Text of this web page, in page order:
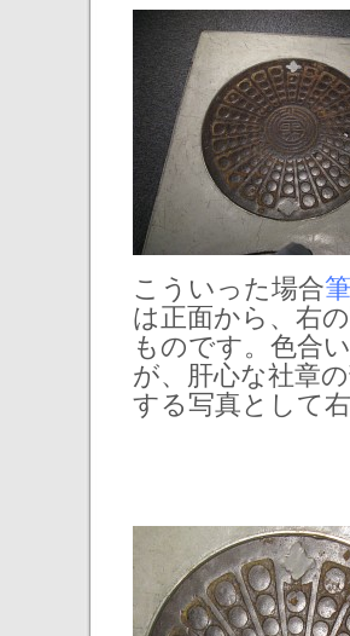
こういった場合
は正面から、右
ものです。色合
が、肝心な社章
する写真として